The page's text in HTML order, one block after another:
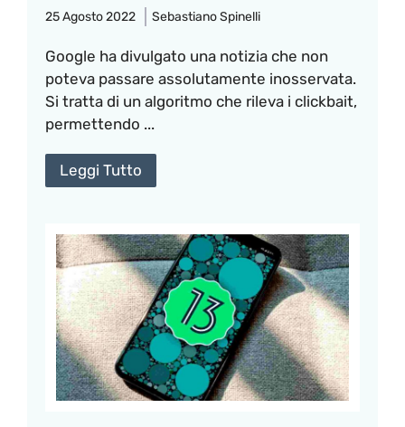
25 Agosto 2022 Sebastiano Spinelli
Google ha divulgato una notizia che non
poteva passare assolutamente inosservata.
Si tratta di un algoritmo che rileva i clickbait,
permettendo ...
Leggi Tutto